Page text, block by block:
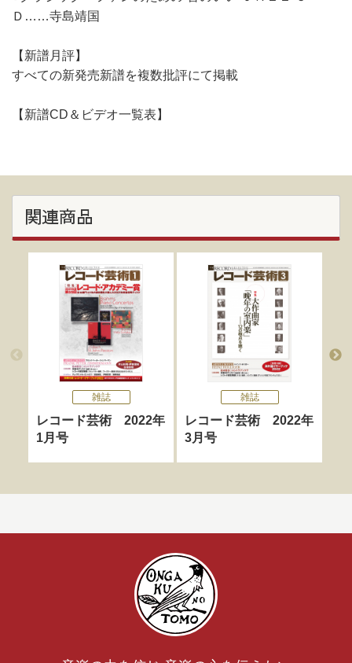
Ｄ……寺島靖国
【新譜月評】
すべての新発売新譜を複数批評にて掲載
【新譜CD＆ビデオ一覧表】
関連商品
雑誌
レコード芸術 2022年
1月号
雑誌
レコード芸術 2022年
3月号